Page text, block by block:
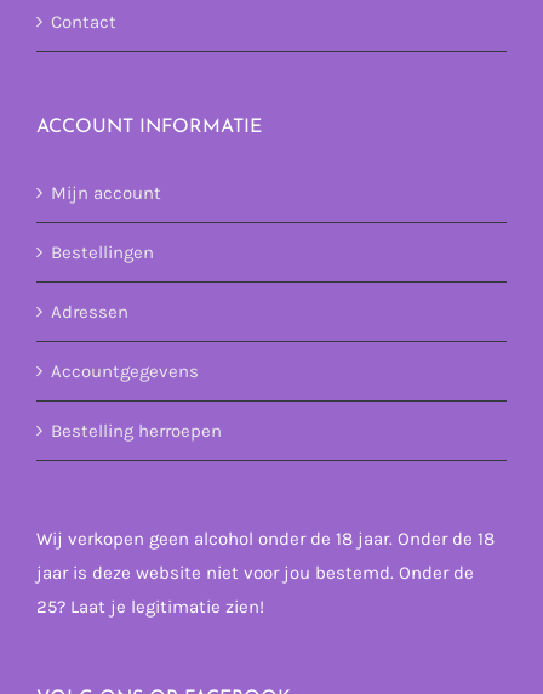
Contact
ACCOUNT INFORMATIE
Mijn account
Bestellingen
Adressen
Accountgegevens
Bestelling herroepen
Wij verkopen geen alcohol onder de 18 jaar. Onder de 18
jaar is deze website niet voor jou bestemd. Onder de
25? Laat je legitimatie zien!